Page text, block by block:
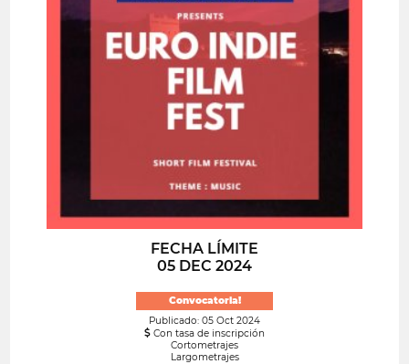
FECHA LÍMITE
05 DEC 2024
Convocatoria!
Publicado: 05 Oct 2024
Con tasa de inscripción
Cortometrajes
Largometrajes